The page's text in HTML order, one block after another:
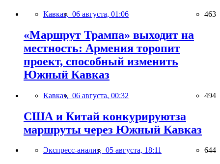
Кавказ, 06 августа, 01:06 463
«Маршрут Трампа» выходит на
местность: Армения торопит
проект, способный изменить
Южный Кавказ
Кавказ, 06 августа, 00:32 494
США и Китай конкурируютза
маршруты через Южный Кавказ
Экспресс-анализ, 05 августа, 18:11 644